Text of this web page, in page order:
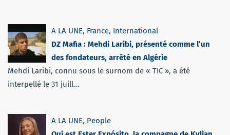
A LA UNE, France, International
DZ Mafia : Mehdi Laribi, présenté comme l’un
des fondateurs, arrêté en Algérie
Mehdi Laribi, connu sous le surnom de « TIC », a été
interpellé le 31 juill...
A LA UNE, People